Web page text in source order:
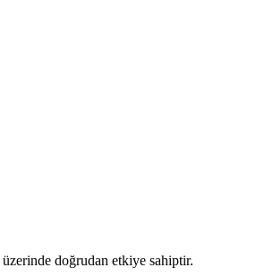
üzerinde doğrudan etkiye sahiptir.